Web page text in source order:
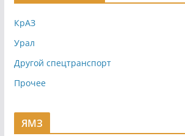
КрАЗ
Урал
Другой спецтранспорт
Прочее
ЯМЗ